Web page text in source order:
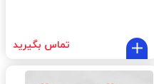
تماس بگیرید